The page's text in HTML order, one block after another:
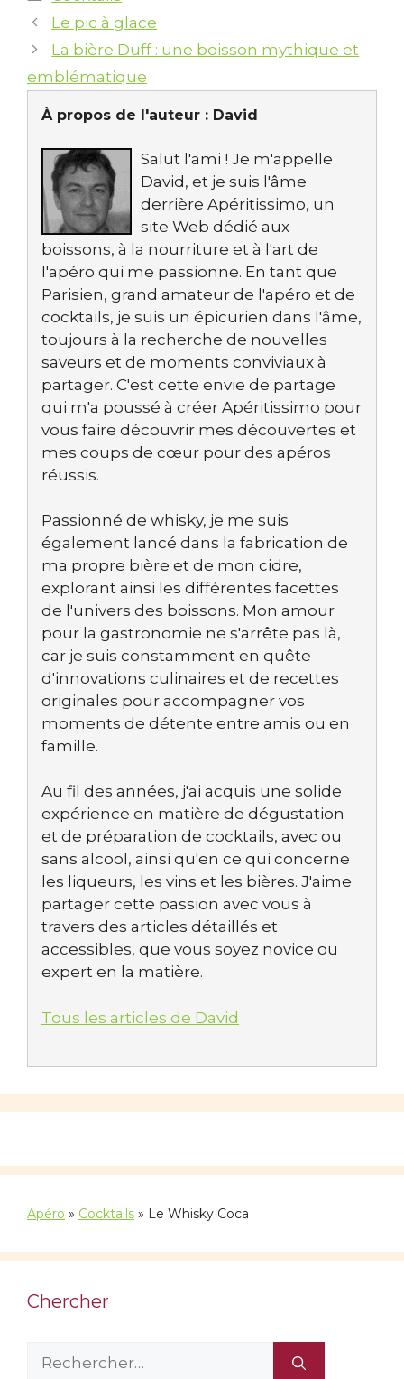
Le pic à glace
La bière Duff : une boisson mythique et
emblématique
À propos de l'auteur : David
Salut l'ami ! Je m'appelle
David, et je suis l'âme
derrière Apéritissimo, un
site Web dédié aux
boissons, à la nourriture et à l'art de
l'apéro qui me passionne. En tant que
Parisien, grand amateur de l'apéro et de
cocktails, je suis un épicurien dans l'âme,
toujours à la recherche de nouvelles
saveurs et de moments conviviaux à
partager. C'est cette envie de partage
qui m'a poussé à créer Apéritissimo pour
vous faire découvrir mes découvertes et
mes coups de cœur pour des apéros
réussis.
Passionné de whisky, je me suis
également lancé dans la fabrication de
ma propre bière et de mon cidre,
explorant ainsi les différentes facettes
de l'univers des boissons. Mon amour
pour la gastronomie ne s'arrête pas là,
car je suis constamment en quête
d'innovations culinaires et de recettes
originales pour accompagner vos
moments de détente entre amis ou en
famille.
Au fil des années, j'ai acquis une solide
expérience en matière de dégustation
et de préparation de cocktails, avec ou
sans alcool, ainsi qu'en ce qui concerne
les liqueurs, les vins et les bières. J'aime
partager cette passion avec vous à
travers des articles détaillés et
accessibles, que vous soyez novice ou
expert en la matière.
Tous les articles de David
Apéro » Cocktails » Le Whisky Coca
Chercher
Rechercher :